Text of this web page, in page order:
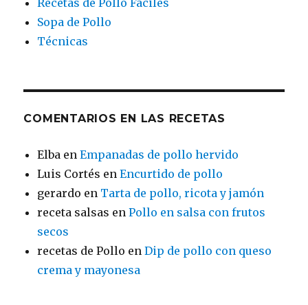
Recetas de Pollo Fáciles
Sopa de Pollo
Técnicas
COMENTARIOS EN LAS RECETAS
Elba enEmpanadas de pollo hervido
Luis Cortés enEncurtido de pollo
gerardo en Tarta de pollo, ricota y jamón
receta salsas enPollo en salsa con frutos
secos
recetas de Pollo enDip de pollo con queso
crema y mayonesa